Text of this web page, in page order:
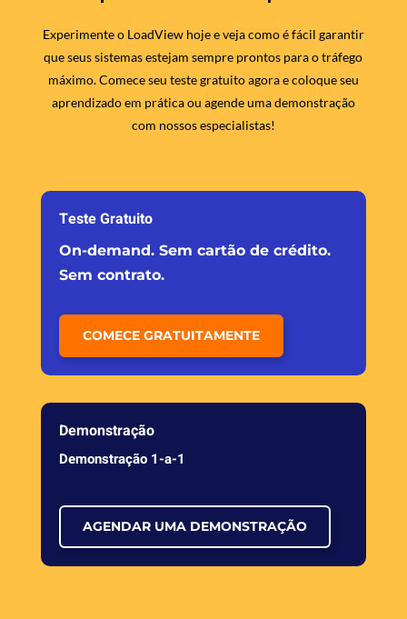
Experimente o LoadView hoje e veja como é fácil garantir
que seus sistemas estejam sempre prontos para o tráfego
máximo. Comece seu teste gratuito agora e coloque seu
aprendizado em prática ou agende uma demonstração
com nossos especialistas!
Teste Gratuito
On-demand. Sem cartão de crédito.
Sem contrato.
COMECE GRATUITAMENTE
Demonstração
Demonstração 1-a-1
AGENDAR UMA DEMONSTRAÇÃO